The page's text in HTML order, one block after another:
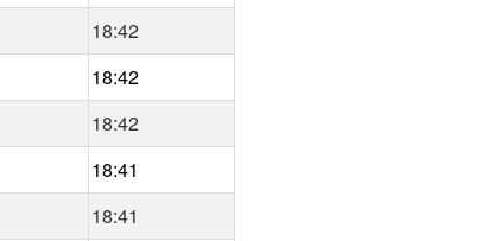
18:42
18:42
18:42
18:41
18:41